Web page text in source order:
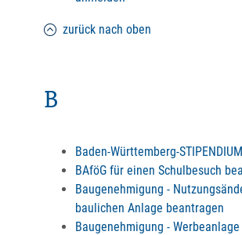
zurück nach oben
B
Baden-Württemberg-
BAföG für einen Schulbesuch
Baugenehmigung -
baulichen Anlage beantragen
Baugenehmigung -